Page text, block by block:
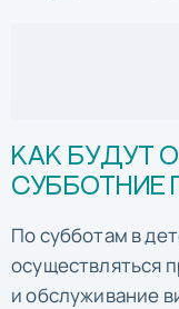
КАК БУДУТ
СУББОТНИЕ
По субботам в
осуществляться
и обслуживание